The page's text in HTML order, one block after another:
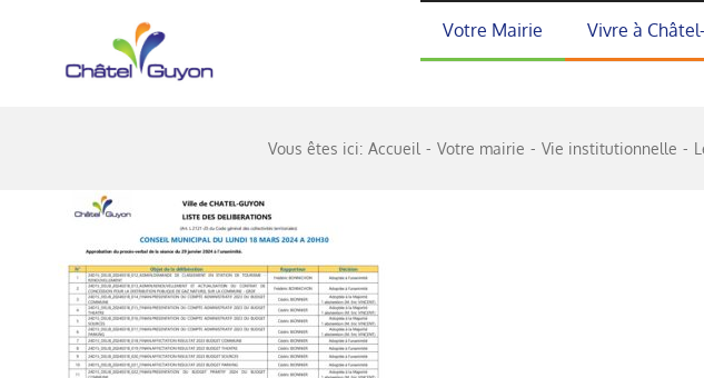
Votre Mairie Vivre à
Vous êtes ici: Accueil Votre mairie Vie institutionnelle